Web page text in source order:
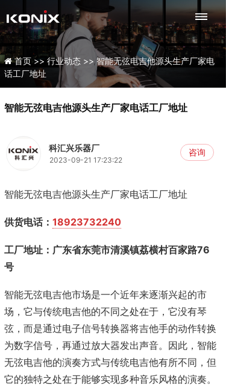
首页 >> 行业动态 >>智能无弦电吉他源头生产厂家电
话工厂地址
智能无弦电吉他源头生产厂家电话工厂地址
2023-09-21 17:23:22
科汇兴乐器厂
智能无弦电吉他源头生产厂家电话工厂地址
供货电话： 18923732240
工厂地址：广东省东莞市清溪镇荔横村百家路76
号
智能无弦电吉他市场是一个近年来逐渐兴起的市
场，它与传统电吉他的不同之处在于，它没有琴
弦，而是通过电子信号转换器将吉他手的动作转换
为数字信号，再通过放大器发出声音。因此，智能
无弦电吉他的演奏方式与传统电吉他有所不同，但
它的独特之处在于能够实现多种音乐风格的演奏。
咨询